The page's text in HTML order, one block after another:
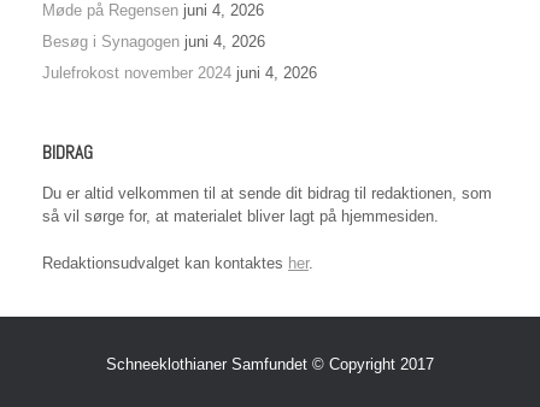
Møde på Regensen juni 4, 2026
Besøg i Synagogen juni 4, 2026
Julefrokost november 2024 juni 4, 2026
BIDRAG
Du er altid velkommen til at sende dit bidrag til redaktionen, som
så vil sørge for, at materialet bliver lagt på hjemmesiden.
Redaktionsudvalget kan kontaktes her.
Schneeklothianer Samfundet © Copyright 2017